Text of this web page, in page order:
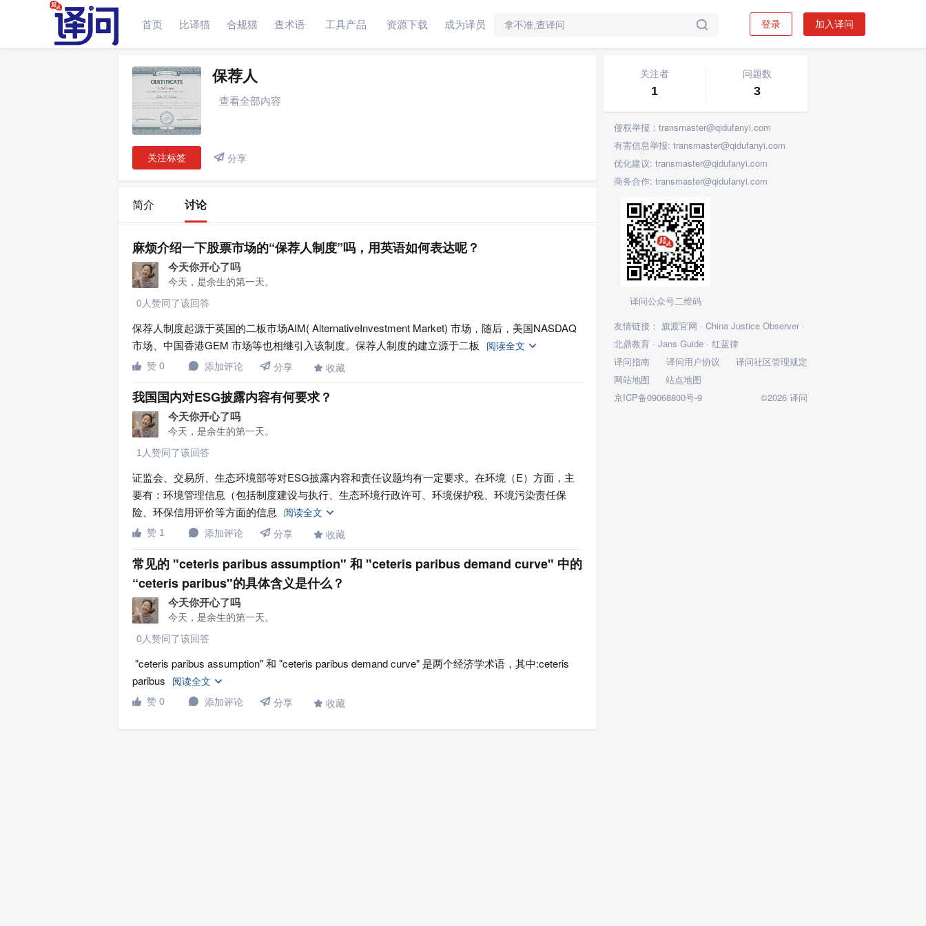
首页 比译猫 合规猫 查术语 工具产品 资源下载 成为译员  登录 加入译问
讨论 保荐人
查看全部内容
关注标签  分享
简介 讨论
麻烦介绍一下股票市场的“保荐人制度”吗，用英语如何表达呢？
今天你开心了吗
今天，是余生的第一天。
0人赞同了该回答
保荐人制度起源于英国的二板市场AIM( AlternativeInvestment Market) 市场，随后，美国NASDAQ
市场、中国香港GEM 市场等也相继引入该制度。保荐人制度的建立源于二板
阅读全文 
 赞 0  添加评论  分享  收藏
我国国内对ESG披露内容有何要求？
今天你开心了吗
今天，是余生的第一天。
1人赞同了该回答
证监会、交易所、生态环境部等对ESG披露内容和责任议题均有一定要求。在环境（E）方面，主
要有：环境管理信息（包括制度建设与执行、生态环境行政许可、环境保护税、环境污染责任保
险、环保信用评价等方面的信息
阅读全文 
 赞 1  添加评论  分享  收藏
常见的 "ceteris paribus assumption" 和 "ceteris paribus demand curve" 中的
“ceteris paribus"的具体含义是什么？
今天你开心了吗
今天，是余生的第一天。
0人赞同了该回答
"ceteris paribus assumption" 和 "ceteris paribus demand curve" 是两个经济学术语，其中:ceteris
paribus
阅读全文 
 赞 0  添加评论  分享  收藏
关注者
1
问题数
3
侵权举报：transmaster@qidufanyi.com
有害信息举报: transmaster@qidufanyi.com
优化建议: transmaster@qidufanyi.com
商务合作: transmaster@qidufanyi.com
译问公众号二维码
友情链接： 旗渡官网 · China Justice Observer ·
北鼎教育 · Jans Guide · 红蓝律
译问指南
译问用户协议
译问社区管理规定
网站地图
站点地图
京ICP备09068800号-9
©2026 译问